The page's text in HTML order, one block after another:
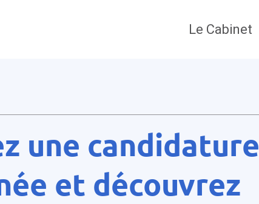
Le Cabinet
une candidature
et découvrez